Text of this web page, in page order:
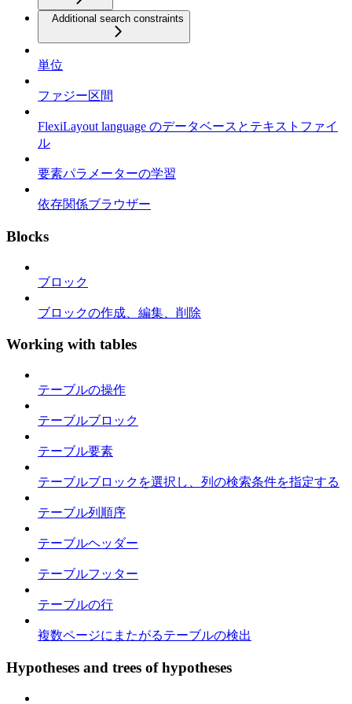
Additional search constraints
単位
ファジー区間
FlexiLayout language のデータベースとテキストファイ
ル
要素パラメーターの学習
依存関係ブラウザー
Blocks
ブロック
ブロックの作成、編集、削除
Working with tables
テーブルの操作
テーブルブロック
テーブル要素
テーブルブロックを選択し、列の検索条件を指定する
テーブル列順序
テーブルヘッダー
テーブルフッター
テーブルの行
複数ページにまたがるテーブルの検出
Hypotheses and trees of hypotheses